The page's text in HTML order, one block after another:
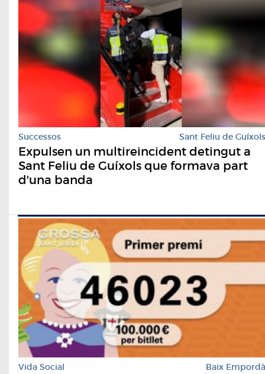
Successos Sant Feliu de Guíxols
Expulsen un multireincident detingut a
Sant Feliu de Guíxols que formava part
d'una banda
Vida Social Baix Empordà